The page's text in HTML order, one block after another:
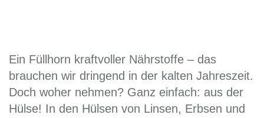
Ein Füllhorn kraftvoller Nährstoffe – das
brauchen wir dringend in der kalten Jahreszeit.
Doch woher nehmen? Ganz einfach: aus der
Hülse! In den Hülsen von Linsen, Erbsen und